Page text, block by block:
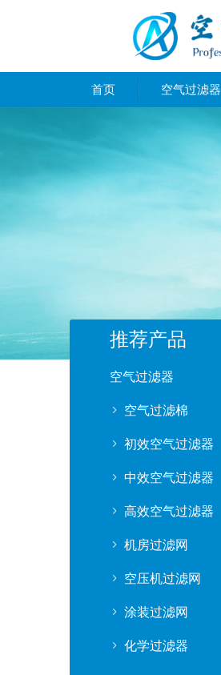
首页 空气过滤器
推荐产品
空气过滤器
空气过滤棉
初效空气过滤器
中效空气过滤器
高效空气过滤器
机房过滤网
空压机过滤网
涂装过滤网
化学过滤器